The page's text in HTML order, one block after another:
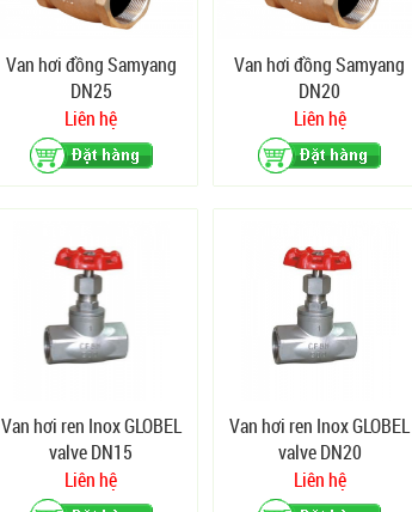
Van hơi đồng Samyang
DN25
Liên hệ
Van hơi đồng Samyang
DN20
Liên hệ
Van hơi ren Inox GLOBEL
valve DN15
Liên hệ
Van hơi ren Inox GLOBEL
valve DN20
Liên hệ